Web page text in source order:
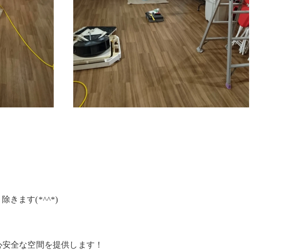
除きます(*^^*)
全な空間を提供します！